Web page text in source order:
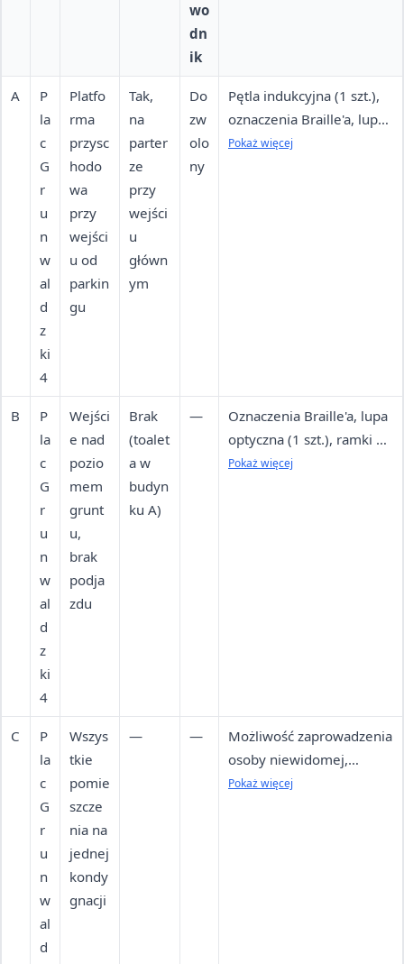
wo
dn
ik
A
P
la
c
G
r
u
n
w
al
d
z
ki
4
Platfo
rma
przysc
hodo
wa
przy
wejści
u od
parkin
gu
Tak,
na
parter
ze
przy
wejści
u
główn
ym
Do
zw
olo
ny
Pętla indukcyjna (1 szt.),
oznaczenia Braille'a, lupy
optyczne (2 szt.), ramki do
Pokaż więcej
B
P
la
c
G
r
u
n
w
al
d
z
ki
4
Wejści
e nad
pozio
mem
grunt
u,
brak
podja
zdu
Brak
(toalet
a w
budyn
ku A)
—
Oznaczenia Braille'a, lupa
optyczna (1 szt.), ramki do
składania podpisu (10
Pokaż więcej
C
P
la
c
G
r
u
n
w
al
d
Wszys
tkie
pomie
szcze
nia na
jednej
kondy
gnacji
— —
Możliwość zaprowadzenia
osoby niewidomej,
umówienia spotkania na
Pokaż więcej